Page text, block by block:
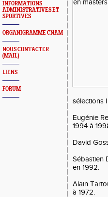
INFORMATIONS
ADMINISTRATIVES ET
SPORTIVES
ORGANIGRAMME CNAM
NOUS CONTACTER
(MAIL)
LIENS
FORUM
sélections
Eugénie
1994 à
David
Sébastien
en 1992.
Alain
à 1972.